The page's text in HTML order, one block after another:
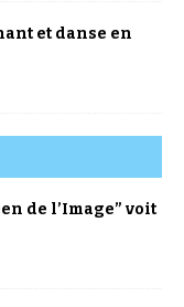
et danse en
de l’Image” voit